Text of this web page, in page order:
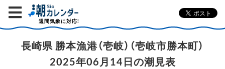
週間気象に対応!
長崎県 勝本漁港（壱岐）（壱岐市勝本町）
2025年06月14日の潮見表